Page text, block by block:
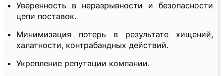
Уверенность в неразрывности и безопасности
цепи поставок.
Минимизация потерь в результате хищений,
халатности, контрабандных действий.
Укрепление репутации компании.